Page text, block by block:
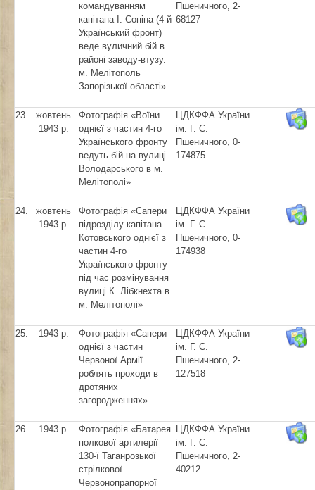
командуванням
капітана І. Сопіна (4-й
Український фронт)
веде вуличний бій в
районі заводу-втузу.
м. Мелітополь
Запорізької області»
Пшеничного, 2-
68127
23.
жовтень
1943 р.
Фотографія «Воїни
однієї з частин 4-го
Українського фронту
ведуть бій на вулиці
Володарського в м.
Мелітополі»
ЦДКФФА України
ім. Г. С.
Пшеничного, 0-
174875
24.
жовтень
1943 р.
Фотографія «Сапери
підрозділу капітана
Котовського однієї з
частин 4-го
Українського фронту
під час розмінування
вулиці К. Лібкнехта в
м. Мелітополі»
ЦДКФФА України
ім. Г. С.
Пшеничного, 0-
174938
25. 1943 р.
Фотографія «Сапери
однієї з частин
Червоної Армії
роблять проходи в
дротяних
загородженнях»
ЦДКФФА України
ім. Г. С.
Пшеничного, 2-
127518
26. 1943 р.
Фотографія «Батарея
полкової артилерії
130-ї Таганрозької
стрілкової
Червонопрапорної
ЦДКФФА України
ім. Г. С.
Пшеничного, 2-
40212